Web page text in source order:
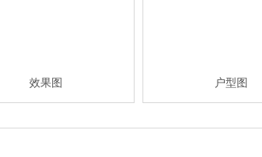
效果图 户型图